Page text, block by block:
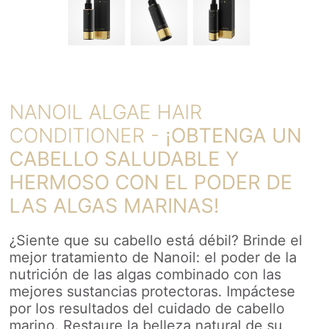
NANOIL ALGAE HAIR
CONDITIONER - ¡OBTENGA UN
CABELLO SALUDABLE Y
HERMOSO CON EL PODER DE
LAS ALGAS MARINAS!
¿Siente que su cabello está débil? Brinde el
mejor tratamiento de Nanoil: el poder de la
nutrición de las algas combinado con las
mejores sustancias protectoras. Impáctese
por los resultados del cuidado de cabello
marino. Restaure la belleza natural de su